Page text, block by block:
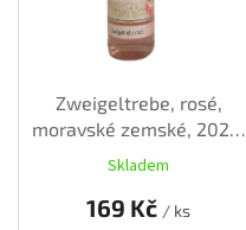
Zweigeltrebe, rosé,
moravské zemské, 2024,
suché, 0,75 l
Skladem
169 Kč / ks